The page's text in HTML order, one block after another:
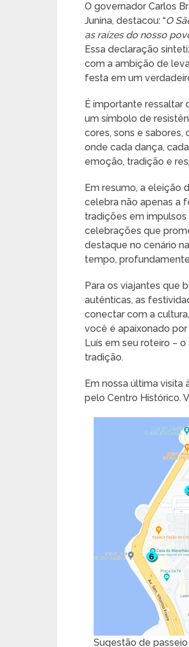
O governador Carlos
Junina, destacou: “O
as raízes do nosso
Essa declaração
com a ambição de
festa em um
É importante ressaltar
um símbolo de
cores, sons e sabores,
onde cada dança,
emoção, tradição e
Em resumo, a eleição
celebra não apenas a
tradições em
celebrações que
destaque no cenário
tempo,
Para os viajantes que
autênticas, as
conectar com a
você é apaixonado por
Luís em seu roteiro –
tradição.
Em nossa última visita
pelo Centro Histórico.
Sugestão de